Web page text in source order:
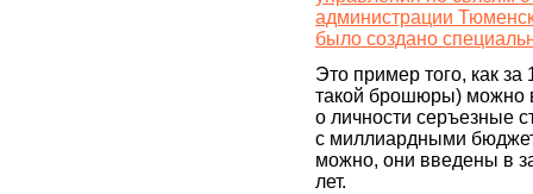
администрации
было создано
Это пример того, как
такой брошюры) можно
о личности серъезные
с миллиардными
можно, они введены в
лет.